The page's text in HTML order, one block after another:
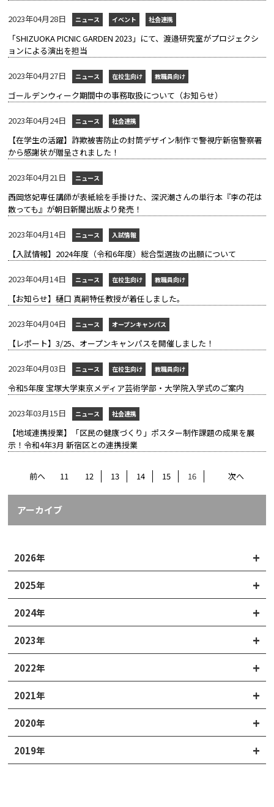
2023年04月28日 ニュース イベント 社会連携
「SHIZUOKA PICNIC GARDEN 2023」にて、渡邉研究室がプロジェクシ
ョンによる演出を担当
2023年04月27日 ニュース 在校生向け 教職員向け
ゴールデンウィーク期間中の事務取扱について（お知らせ）
2023年04月24日 ニュース 社会連携
【在学生の活躍】詐欺被害防止の封筒デザイン制作で警視庁新宿警察署
から感謝状が贈呈されました！
2023年04月21日 ニュース
西岡悠妃専任講師が表紙絵を手掛けた、深沢潮さんの単行本『李の花は
散っても』が朝日新聞出版より発売！
2023年04月14日 ニュース 入試情報
【入試情報】2024年度（令和6年度）総合型選抜の出願について
2023年04月14日 ニュース 在校生向け 教職員向け
【お知らせ】樋口 真嗣特任教授が着任しました。
2023年04月04日 ニュース オープンキャンパス
【レポート】3/25、オープンキャンパスを開催しました！
2023年04月03日 ニュース 在校生向け 教職員向け
令和5年度 宝塚大学東京メディア芸術学部・大学院入学式のご案内
2023年03月15日 ニュース 社会連携
【地域連携授業】「区民の健康づくり」ポスター制作課題の成果を展
示！令和4年3月 新宿区との連携授業
前へ 11 12 13 14 15 16 次へ
アーカイブ
2026年
2025年
2024年
2023年
2022年
2021年
2020年
2019年